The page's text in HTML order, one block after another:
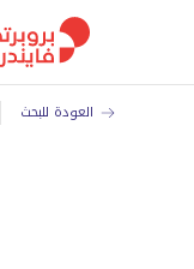
العودة للبحث